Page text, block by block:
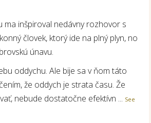
ma inšpiroval nedávny rozhovor s
človek, ktorý ide na plný plyn, no
únavu.
oddychu. Ale bije sa v ňom táto
že oddych je strata času. Že
nebude dostatočne efektívn ... See